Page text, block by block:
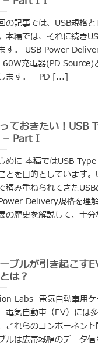
の記事では、USB規格
本編では、それに続き
す。 USB Power
60W充電器(PD Source)
ます。 PD [...]
ておきたい！USB
– Part I
めに 本稿ではUSB
とを目的としています
積み重ねられてきた
Delivery規格を理
の歴史を解説して、十
ブルが引き起こす
は？
Labs 電気自動車用ケ
電気自動車（EV）には
これらのコンポーネン
ルは広帯域幅のデータ